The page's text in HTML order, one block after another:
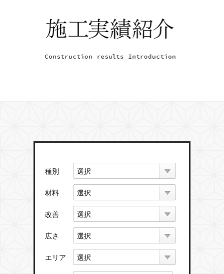
種別
材料
改善
広さ
エリア